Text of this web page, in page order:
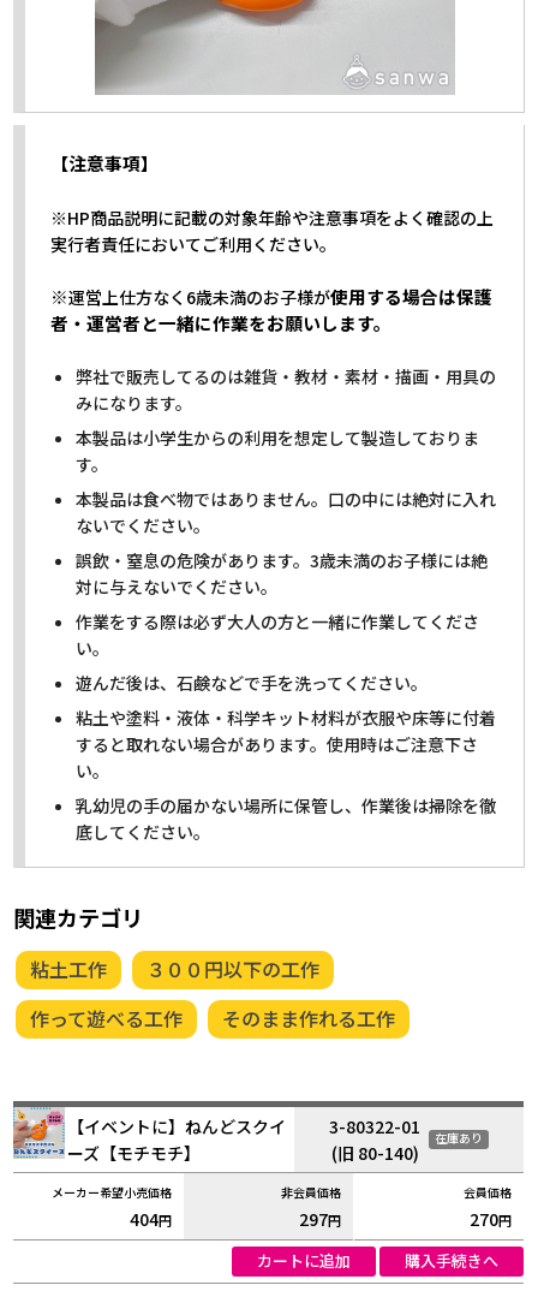
【注意事項】
※HP商品説明に記載の対象年齢や注意事項をよく確認の上
実行者責任においてご利用ください。
※運営上仕方なく6歳未満のお子様が使用する場合は保護
者・運営者と一緒に作業をお願いします。
弊社で販売してるのは雑貨・教材・素材・描画・用具の
みになります。
本製品は小学生からの利用を想定して製造しておりま
す。
本製品は食べ物ではありません。口の中には絶対に入れ
ないでください。
誤飲・窒息の危険があります。3歳未満のお子様には絶
対に与えないでください。
作業をする際は必ず大人の方と一緒に作業してくださ
い。
遊んだ後は、石鹸などで手を洗ってください。
粘土や塗料・液体・科学キット材料が衣服や床等に付着
すると取れない場合があります。使用時はご注意下さ
い。
乳幼児の手の届かない場所に保管し、作業後は掃除を徹
底してください。
関連カテゴリ
粘土工作
３００円以下の工作
作って遊べる工作
そのまま作れる工作
【イベントに】ねんどスクイ
ーズ【モチモチ】
3-80322-01
(旧 80-140)
在庫あり
404円 297円 270円
カートに追加 購入手続きへ